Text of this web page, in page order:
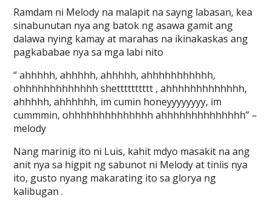
Ramdam ni Melody na malapit na sayng labasan, kea
sinabunutan nya ang batok ng asawa gamit ang
dalawa nying kamay at marahas na ikinakaskas ang
pagkababae nya sa mga labi nito
“ ahhhhh, ahhhhh, ahhhhh, ahhhhhhhhhhh,
ohhhhhhhhhhhhh shetttttttttt , ahhhhhhhhhhhhh,
ahhhhh, ahhhhhh, im cumin honeyyyyyyyy, im
cummmin, ohhhhhhhhhhhhhh ahhhhhhhhhhhhhh” –
melody
Nang marinig ito ni Luis, kahit mdyo masakit na ang
anit nya sa higpit ng sabunot ni Melody at tiniis nya
ito, gusto nyang makarating ito sa glorya ng
kalibugan .